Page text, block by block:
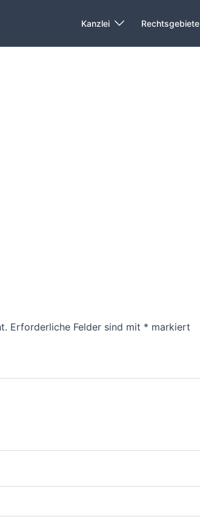
Kanzlei Rechtsgebiete
Erforderliche Felder sind mit * markiert